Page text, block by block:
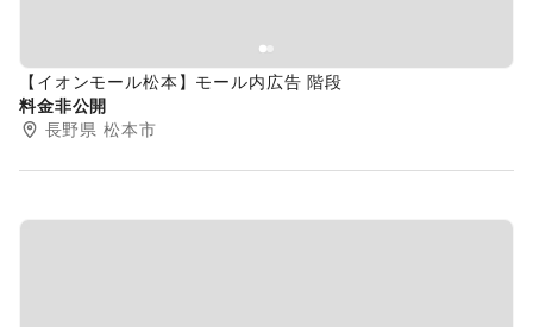
【イオンモール松本】モール内広告 階段
料金非公開
長野県 松本市